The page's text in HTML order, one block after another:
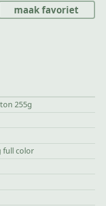
255g
full color
maak favoriet